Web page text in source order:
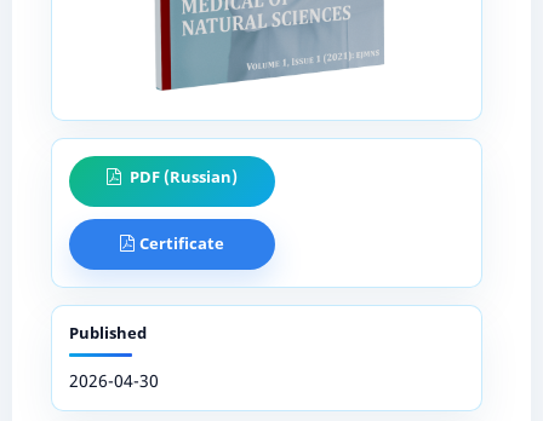
PDF (Russian)
Certificate
Published
2026-04-30